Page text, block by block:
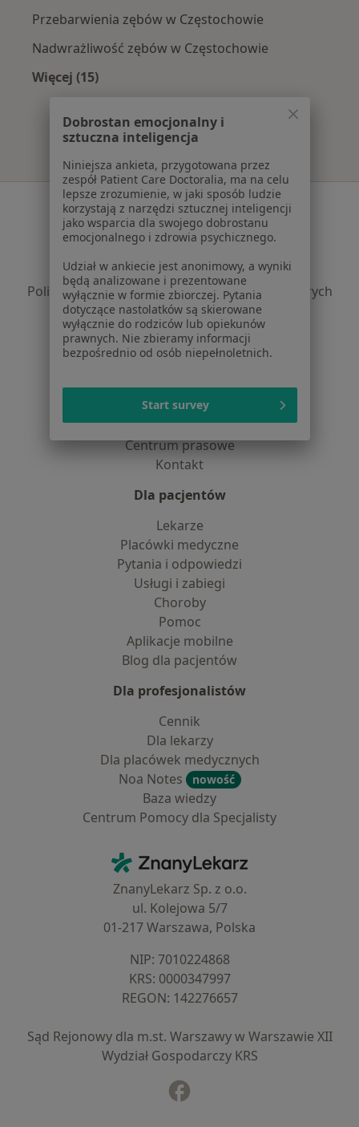
Przebarwienia zębów w Częstochowie
Nadwrażliwość zębów w Częstochowie
Więcej (15)
Serwis
Regulamin
Polityka prywatności profesjonalistów
Polityka prywatności dla profesjonalistów, których
dane pozyskaliśmy samodzielnie
Polityka cookies
Jak działają wyniki wyszukiwania
O nas
Praca Rekrutujemy!
Partnerzy
Centrum prasowe
Kontakt
Dla pacjentów
Lekarze
Placówki medyczne
Pytania i odpowiedzi
Usługi i zabiegi
Choroby
Pomoc
Aplikacje mobilne
Blog dla pacjentów
Dla profesjonalistów
Cennik
Dla lekarzy
Dla placówek medycznych
Noa Notes
nowość
Baza wiedzy
Centrum Pomocy dla Specjalisty
ZnanyLekarz - Strona główna
ZnanyLekarz Sp. z o.o.
ul. Kolejowa 5/7
01-217 Warszawa, Polska
NIP: ⁠7010224868
KRS: ⁠0000347997
REGON: ⁠142276657
Sąd Rejonowy dla m.st. Warszawy w Warszawie XII
Wydział Gospodarczy KRS
Dobrostan emocjonalny i
sztuczna inteligencja
Niniejsza ankieta, przygotowana przez
zespół Patient Care Doctoralia, ma na celu
lepsze zrozumienie, w jaki sposób ludzie
korzystają z narzędzi sztucznej inteligencji
jako wsparcia dla swojego dobrostanu
emocjonalnego i zdrowia psychicznego.
Udział w ankiecie jest anonimowy, a wyniki
będą analizowane i prezentowane
wyłącznie w formie zbiorczej. Pytania
dotyczące nastolatków są skierowane
wyłącznie do rodziców lub opiekunów
prawnych. Nie zbieramy informacji
bezpośrednio od osób niepełnoletnich.
Start survey